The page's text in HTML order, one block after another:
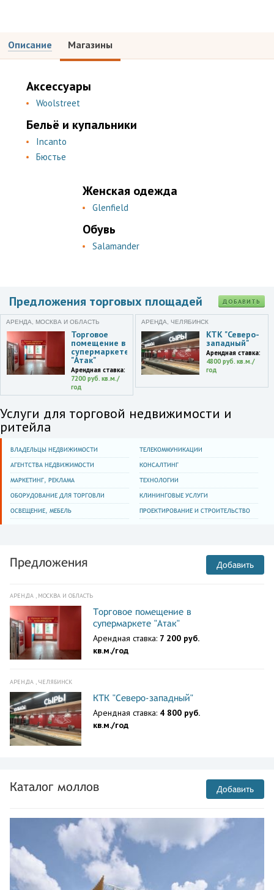
Описание Магазины
Аксессуары
Woolstreet
Бельё и купальники
Incanto
Бюстье
Женская одежда
Glenfield
Обувь
Salamander
ДОБАВИТЬ
Предложения торговых площадей
АРЕНДА, МОСКВА И ОБЛАСТЬ
Торговое
помещение в
супермаркете
"Атак"
Арендная ставка:
7200 руб. кв.м./
год
АРЕНДА, ЧЕЛЯБИНСК
КТК "Северо-
западный"
Арендная ставка:
4800 руб. кв.м./
год
Услуги для торговой недвижимости и
ритейла
ВЛАДЕЛЬЦЫ НЕДВИЖИМОСТИ ТЕЛЕКОММУНИКАЦИИ
АГЕНТСТВА НЕДВИЖИМОСТИ КОНСАЛТИНГ
МАРКЕТИНГ, РЕКЛАМА ТЕХНОЛОГИИ
ОБОРУДОВАНИЕ ДЛЯ ТОРГОВЛИ КЛИНИНГОВЫЕ УСЛУГИ
ОСВЕЩЕНИЕ, МЕБЕЛЬ ПРОЕКТИРОВАНИЕ И СТРОИТЕЛЬСТВО
Предложения Добавить
АРЕНДА , МОСКВА И ОБЛАСТЬ
Торговое помещение в
супермаркете "Атак"
Арендная ставка: 7 200 руб.
кв.м./год
АРЕНДА , ЧЕЛЯБИНСК
КТК "Северо-западный"
Арендная ставка: 4 800 руб.
кв.м./год
Каталог моллов Добавить